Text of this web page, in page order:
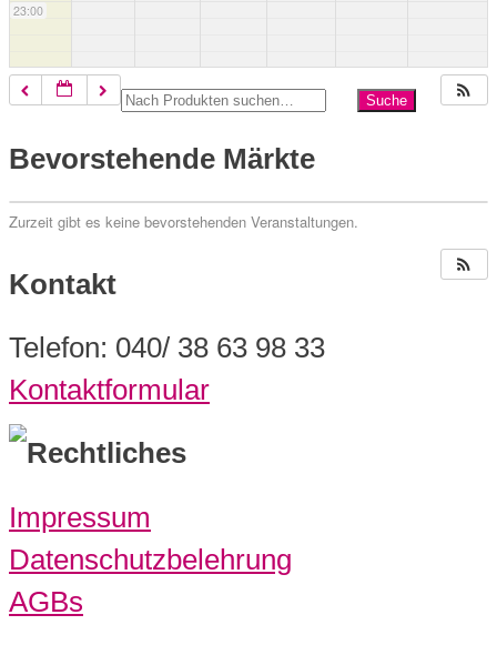
23:00
Bevorstehende Märkte
Zurzeit gibt es keine bevorstehenden Veranstaltungen.
Kontakt
Telefon: 040/ 38 63 98 33
Kontaktformular
Rechtliches
Impressum
Datenschutzbelehrung
AGBs